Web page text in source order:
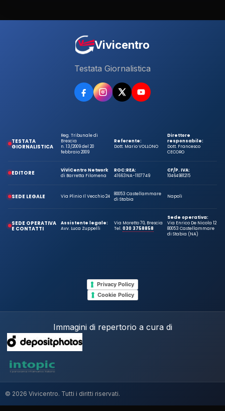
Vivicentro
Testata Giornalistica
TESTATA
GIORNALISTICA
Reg. Tribunale di
Brescia
n. 13/2009 del 20
febbraio 2009
Referente:
Dott. Mario VOLLONO
Direttore
responsabile:
Dott. Francesco
CECORO
EDITORE
ViViCentro Network
di Barretta Filomena
ROC:
41663
REA:
NA-1107749
CF/P. IVA:
10464981215
SEDE LEGALE Via Plinio Il Vecchio 24
80053 Castellammare
di Stabia
Napoli
SEDE OPERATIVA
E CONTATTI
Assistente legale:
Avv. Luca Zuppelli
Via Moretto 70, Brescia
Tel.030 3758858
Sede operativa:
Via Enrico De Nicola 12
80053 Castellammare
di Stabia (NA)
Privacy Policy
Cookie Policy
Immagini di repertorio a cura di
© 2026 Vivicentro. Tutti i diritti riservati.